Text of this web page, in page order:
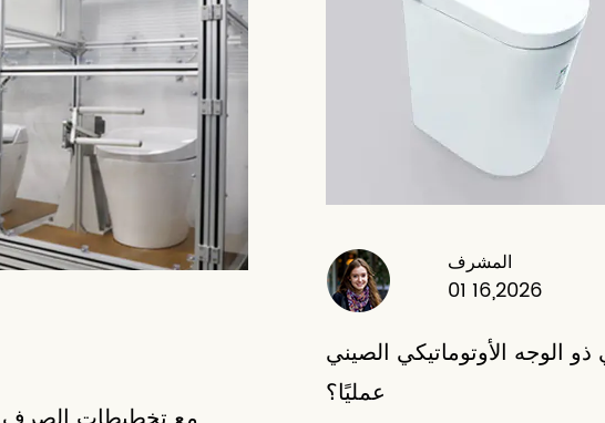
المشرف
01 16,2026
الوجه الأوتوماتيكي الصيني
عمليًا؟